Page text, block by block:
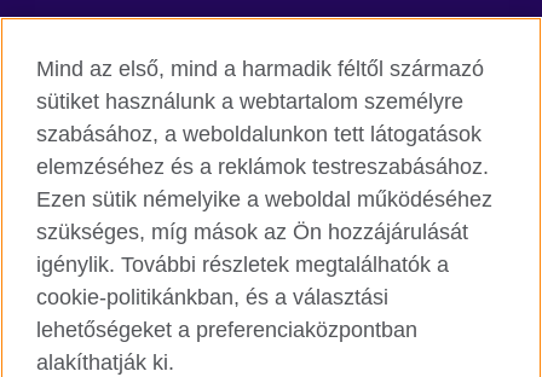
Instagram Blog
RSS TikTok
British Council világszerte
Adatvédelmi szabályzat
Cookie
Honlaptérkép
Mind az első, mind a harmadik féltől származó
sütiket használunk a webtartalom személyre
szabásához, a weboldalunkon tett látogatások
elemzéséhez és a reklámok testreszabásához.
Ezen sütik némelyike a weboldal működéséhez
szükséges, míg mások az Ön hozzájárulását
igénylik. További részletek megtalálhatók a
cookie-politikánkban, és a választási
lehetőségeket a preferenciaközpontban
alakíthatják ki.